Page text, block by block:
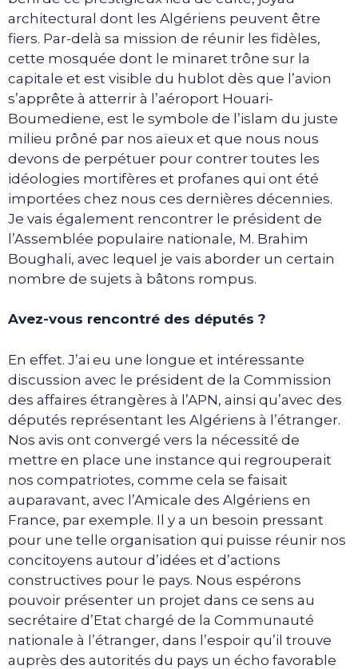
architectural dont les Algériens peuvent être
fiers. Par-delà sa mission de réunir les fidèles,
cette mosquée dont le minaret trône sur la
capitale et est visible du hublot dès que l’avion
s’apprête à atterrir à l’aéroport Houari-
Boumediene, est le symbole de l’islam du juste
milieu prôné par nos aïeux et que nous nous
devons de perpétuer pour contrer toutes les
idéologies mortifères et profanes qui ont été
importées chez nous ces dernières décennies.
Je vais également rencontrer le président de
l’Assemblée populaire nationale, M. Brahim
Boughali, avec lequel je vais aborder un certain
nombre de sujets à bâtons rompus.
Avez-vous rencontré des députés ?
En effet. J’ai eu une longue et intéressante
discussion avec le président de la Commission
des affaires étrangères à l’APN, ainsi qu’avec des
députés représentant les Algériens à l’étranger.
Nos avis ont convergé vers la nécessité de
mettre en place une instance qui regrouperait
nos compatriotes, comme cela se faisait
auparavant, avec l’Amicale des Algériens en
France, par exemple. Il y a un besoin pressant
pour une telle organisation qui puisse réunir nos
concitoyens autour d’idées et d’actions
constructives pour le pays. Nous espérons
pouvoir présenter un projet dans ce sens au
secrétaire d’Etat chargé de la Communauté
nationale à l’étranger, dans l’espoir qu’il trouve
auprès des autorités du pays un écho favorable